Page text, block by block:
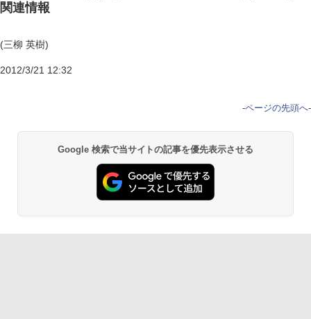
関連情報
(三柳 英樹)
2012/3/21 12:32
-ページの先頭へ-
Google 検索で当サイトの記事を優先表示させる